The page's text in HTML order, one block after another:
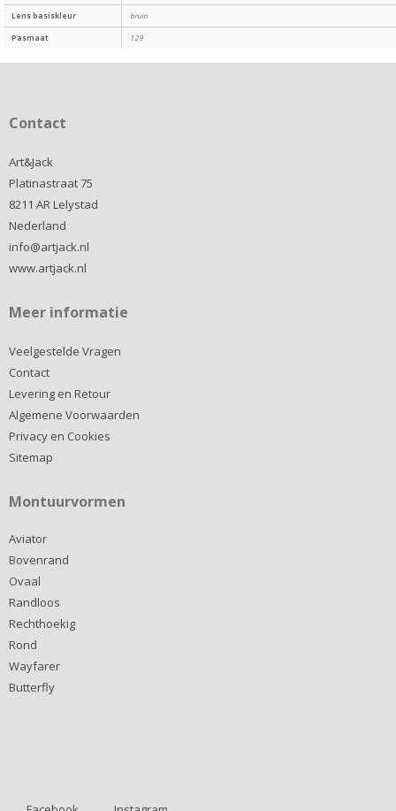
Lens basiskleur bruin
Pasmaat 129
Contact
Art&Jack
Platinastraat 75
8211 AR Lelystad
Nederland
info@artjack.nl
www.artjack.nl
Meer informatie
Veelgestelde Vragen
Contact
Levering en Retour
Algemene Voorwaarden
Privacy en Cookies
Sitemap
Montuurvormen
Aviator
Bovenrand
Ovaal
Randloos
Rechthoekig
Rond
Wayfarer
Butterfly